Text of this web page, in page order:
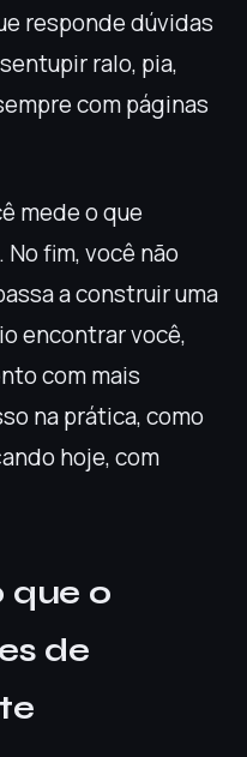
responde dúvidas
ralo, pia,
com páginas
mede o que
fim, você não
a construir uma
encontrar você,
com mais
na prática, como
hoje, com
que o
de